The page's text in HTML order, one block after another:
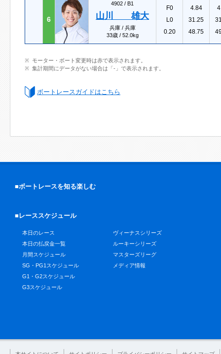
6
4902 / B1
山川 雄大
兵庫 / 兵庫
33歳 / 52.0kg
F0
L0
0.20
4.84
31.25
48.75
モーター・ボート変更時は赤で表示されます。
集計期間にデータがない場合は「-」で表示されます。
ボートレースガイドはこちら
■ボートレースを知る楽しむ
■レーススケジュール
本日のレース
本日の払戻金一覧
月間スケジュール
SG・PG1スケジュール
G1・G2スケジュール
G3スケジュール
ヴィーナスシリーズ
ルーキーシリーズ
マスターズリーグ
メディア情報